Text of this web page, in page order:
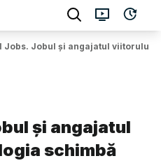
Jobs. Jobul și angajatul
și angajatul
schimbă